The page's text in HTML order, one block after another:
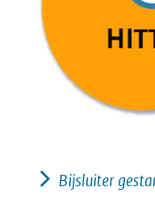
Bijsluiter